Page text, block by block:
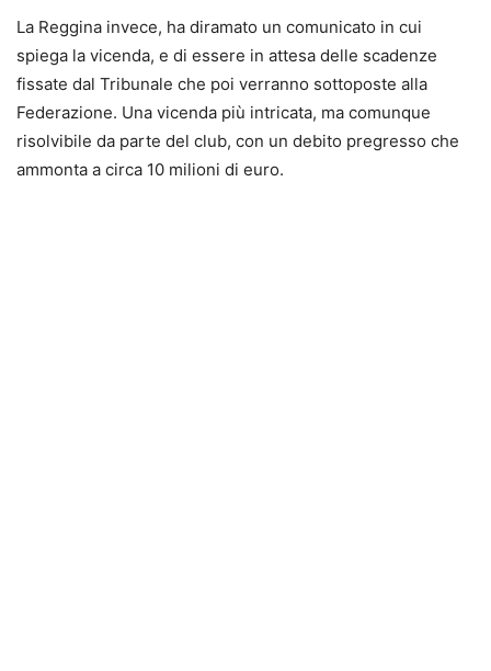
La Reggina invece, ha diramato un comunicato in cui
spiega la vicenda, e di essere in attesa delle scadenze
fissate dal Tribunale che poi verranno sottoposte alla
Federazione. Una vicenda più intricata, ma comunque
risolvibile da parte del club, con un debito pregresso che
ammonta a circa 10 milioni di euro.